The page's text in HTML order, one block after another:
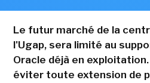
Le futur marché de la
l'Ugap, sera limité au
Oracle déjà en
éviter toute extension de